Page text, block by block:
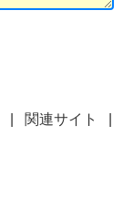
関連サイト